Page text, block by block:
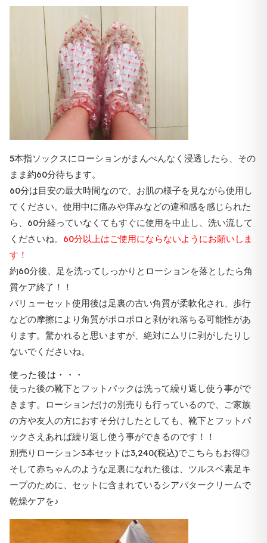
5本指ソックスにローションがまんべんなく浸透したら、その
まま約60分待ちます。
60分は目安の最大時間なので、お肌の様子を見ながら使用し
てください。使用中に痛みや痒みなどの違和感を感じられた
ら、60分経っていなくてもすぐに使用を中止し、洗い流して
くださいね。 60分以上はご使用にならないようにお願いしま
す！
約60分後、足を洗ってしっかりとローションを落としたら角
質ケア終了！！
バリューセット使用後は足裏の古い角質が柔軟化され、歩行
などの摩擦により角質がポロポロと剥がれ落ちる可能性があ
ります。驚かれると思いますが、絶対にムリに剥がしたりし
ないでくださいね。
使った後は・・・
使った後の靴下とフットパックは洗って繰り返し使う事がで
きます。ローションだけの別売りも行っているので、ご家族
の方や友人の方におすそ分けしたとしても、靴下とフットパ
ックさえあれば繰り返し使う事ができるのです！！
別売りローション3本セットは3,240(税込)でこちらもお得◎
そして赤ちゃんのような足裏になれた後は、ツルスベ素足キ
ープのために、セットに含まれているシアバタークリームで
乾燥ケアを♪